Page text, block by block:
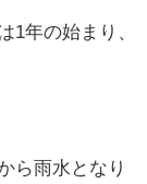
年の始まり、
ら雨水となり